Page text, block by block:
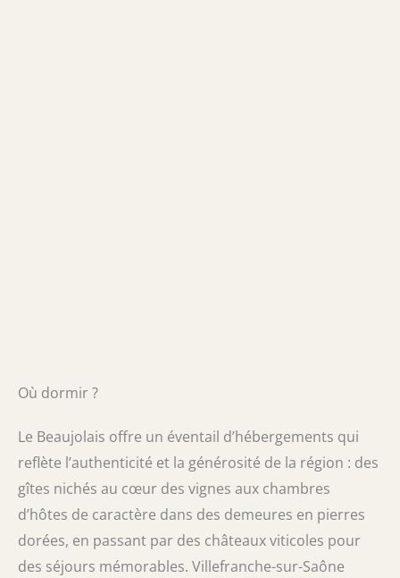
Où dormir ?
Le Beaujolais offre un éventail d’hébergements qui
reflète l’authenticité et la générosité de la région : des
gîtes nichés au cœur des vignes aux chambres
d’hôtes de caractère dans des demeures en pierres
dorées, en passant par des châteaux viticoles pour
des séjours mémorables. Villefranche-sur-Saône